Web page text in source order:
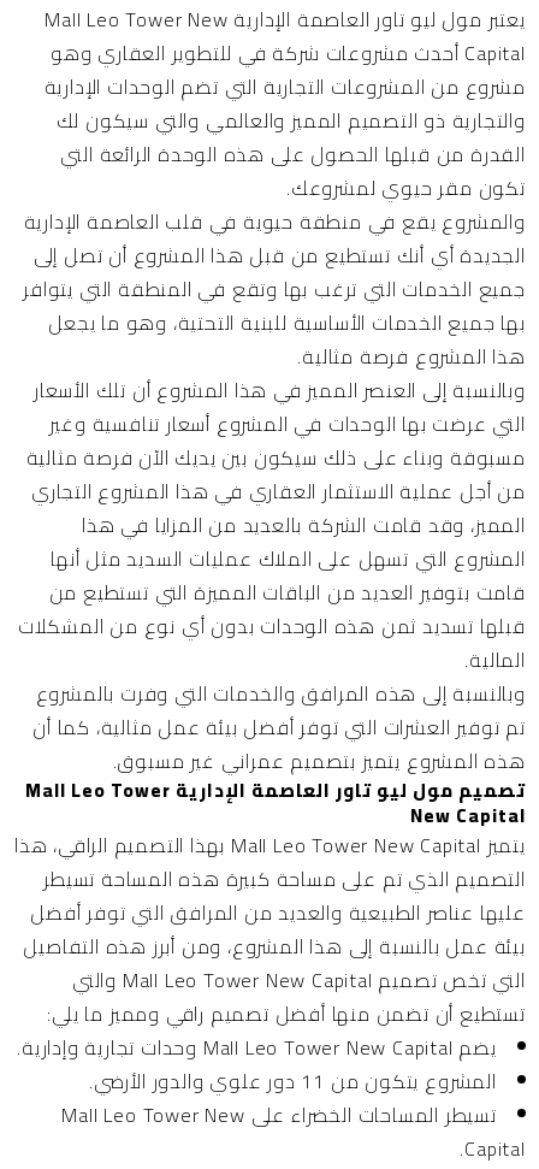
يعتبر مول ليو تاور العاصمة الإدارية Mall Leo Tower New
Capital أحدث مشروعات شركة في للتطوير العقاري وهو
مشروع من المشروعات التجارية التي تضم الوحدات الإدارية
والتجارية ذو التصميم المميز والعالمي والتي سيكون لك
القدرة من قبلها الحصول على هذه الوحدة الرائعة التي
تكون مقر حيوي لمشروعك.
والمشروع يقع في منطقة حيوية في قلب العاصمة الإدارية
الجديدة أي أنك تستطيع من قبل هذا المشروع أن تصل إلى
جميع الخدمات التي ترغب بها وتقع في المنطقة التي يتوافر
بها جميع الخدمات الأساسية للبنية التحتية، وهو ما يجعل
هذا المشروع فرصة مثالية.
وبالنسبة إلى العنصر المميز في هذا المشروع أن تلك الأسعار
التي عرضت بها الوحدات في المشروع أسعار تنافسية وغير
مسبوقة وبناء على ذلك سيكون بين يديك الآن فرصة مثالية
من أجل عملية الاستثمار العقاري في هذا المشروع التجاري
المميز، وقد قامت الشركة بالعديد من المزايا في هذا
المشروع التي تسهل على الملاك عمليات السديد مثل أنها
قامت بتوفير العديد من الباقات المميزة التي تستطيع من
قبلها تسديد ثمن هذه الوحدات بدون أي نوع من المشكلات
المالية.
وبالنسبة إلى هذه المرافق والخدمات التي وفرت بالمشروع
تم توفير العشرات التي توفر أفضل بيئة عمل مثالية، كما أن
هذه المشروع يتميز بتصميم عمراني غير مسبوق.
تصميم مول ليو تاور العاصمة الإدارية Mall Leo Tower
New Capital
يتميز Mall Leo Tower New Capital بهذا التصميم الراقي، هذا
التصميم الذي تم على مساحة كبيرة هذه المساحة تسيطر
عليها عناصر الطبيعية والعديد من المرافق التي توفر أفضل
بيئة عمل بالنسبة إلى هذا المشروع، ومن أبرز هذه التفاصيل
التي تخص تصميم Mall Leo Tower New Capital والتي
تستطيع أن تضمن منها أفضل تصميم راقي ومميز ما يلي:
يضم Mall Leo Tower New Capital وحدات تجارية وإدارية.
المشروع يتكون من 11 دور علوي والدور الأرضي.
تسيطر المساحات الخضراء على Mall Leo Tower New
Capital.